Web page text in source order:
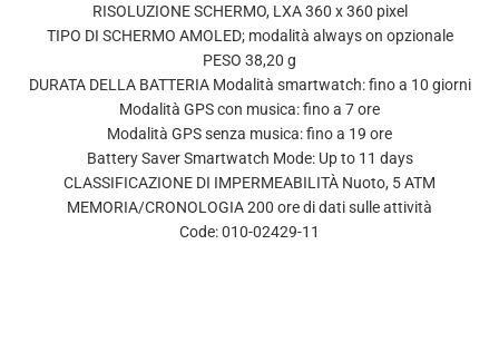
RISOLUZIONE SCHERMO, LXA 360 x 360 pixel
TIPO DI SCHERMO AMOLED; modalità always on opzionale
PESO 38,20 g
DURATA DELLA BATTERIA Modalità smartwatch: fino a 10 giorni
Modalità GPS con musica: fino a 7 ore
Modalità GPS senza musica: fino a 19 ore
Battery Saver Smartwatch Mode: Up to 11 days
CLASSIFICAZIONE DI IMPERMEABILITÀ Nuoto, 5 ATM
MEMORIA/CRONOLOGIA 200 ore di dati sulle attività
Code: 010-02429-11